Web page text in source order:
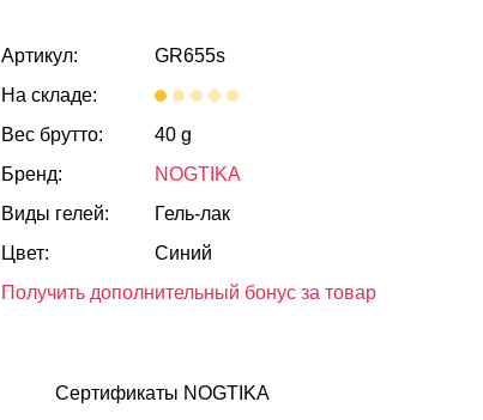
Артикул:
GR655s
На складе:
Вес брутто:
40 g
Бренд:
NOGTIKA
Виды гелей:
Гель-лак
Цвет:
Синий
Получить дополнительный бонус за товар
Сертификаты NOGTIKA